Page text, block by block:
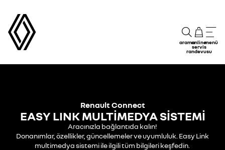
aramaonline
servis
randevusu
menü
Renault Connect
EASY LINK MULTİMEDYA SİSTEMİ
Aracınızla bağlantıda kalın!
Donanımlar, özellikler, güncellemeler ve uyumluluk. Easy Link
multimedya sistemi ile ilgili tüm bilgileri keşfedin.